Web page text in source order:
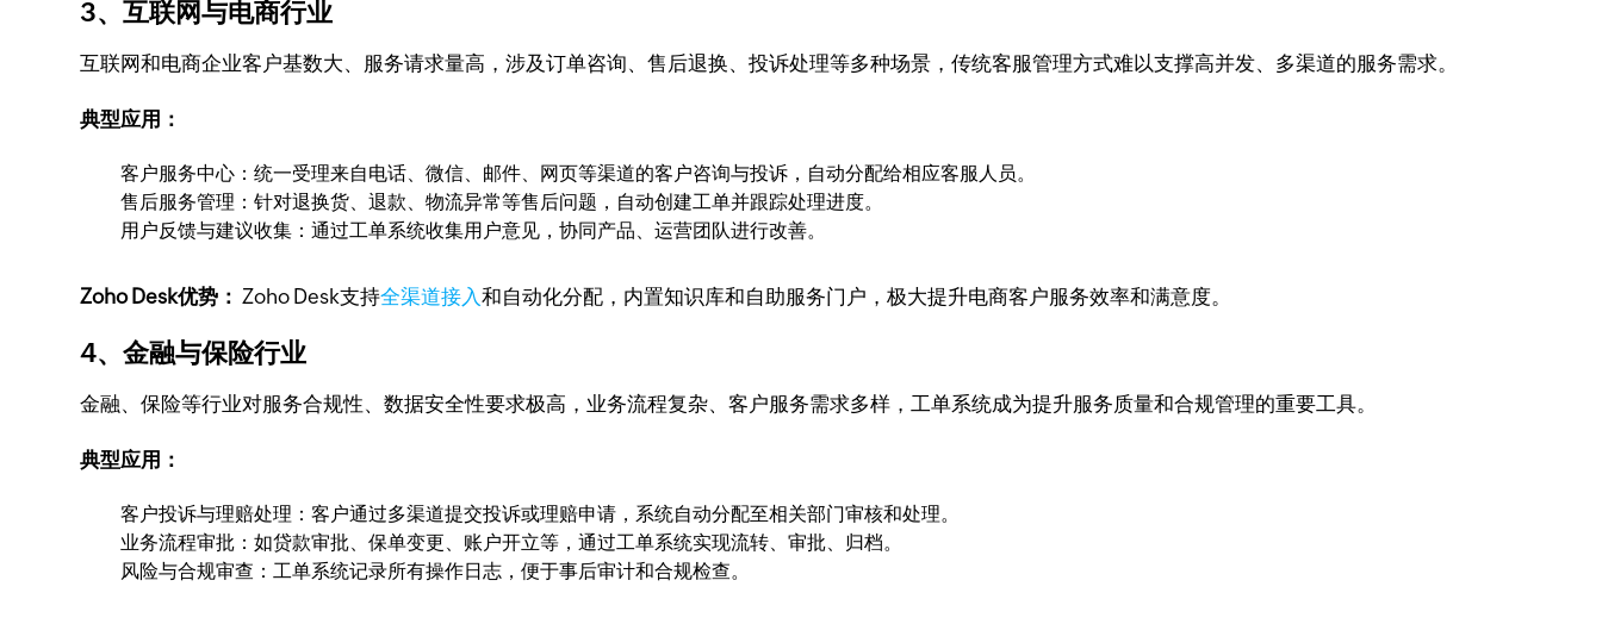
3、互联网与电商行业
互联网和电商企业客户基数大、服务请求量高，涉及订单咨询、售后退换、投诉处理等多种场景，传统客服管理方式难以支撑高并发、多渠道的服务需求。
典型应用：
客户服务中心：统一受理来自电话、微信、邮件、网页等渠道的客户咨询与投诉，自动分配给相应客服人员。
售后服务管理：针对退换货、退款、物流异常等售后问题，自动创建工单并跟踪处理进度。
用户反馈与建议收集：通过工单系统收集用户意见，协同产品、运营团队进行改善。
Zoho Desk优势： Zoho Desk支持全渠道接入和自动化分配，内置知识库和自助服务门户，极大提升电商客户服务效率和满意度。
4、金融与保险行业
金融、保险等行业对服务合规性、数据安全性要求极高，业务流程复杂、客户服务需求多样，工单系统成为提升服务质量和合规管理的重要工具。
典型应用：
客户投诉与理赔处理：客户通过多渠道提交投诉或理赔申请，系统自动分配至相关部门审核和处理。
业务流程审批：如贷款审批、保单变更、账户开立等，通过工单系统实现流转、审批、归档。
风险与合规审查：工单系统记录所有操作日志，便于事后审计和合规检查。